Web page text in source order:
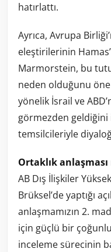
hatırlattı.
Ayrıca, Avrupa
eleştirilerinin
Marmorstein, bu
neden olduğunu öne
yönelik İsrail ve
görmezden geldiğini
temsilcileriyle
Ortaklık
AB Dış İlişkiler
Brüksel’de yaptığı
anlaşmamızın 2.
için güçlü bir
inceleme sürecinin